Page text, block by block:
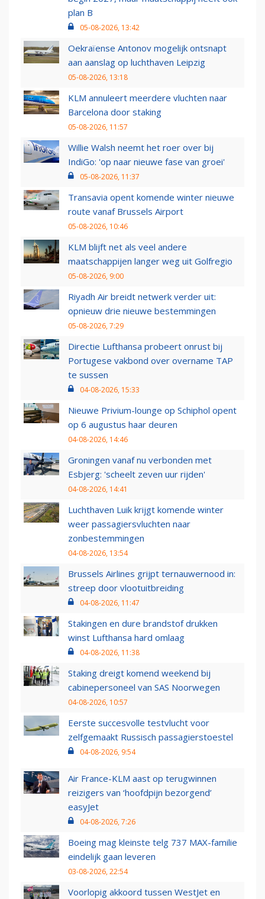
plan B
05-08-2026, 13:42
Oekraïense Antonov mogelijk ontsnapt
aan aanslag op luchthaven Leipzig
05-08-2026, 13:18
KLM annuleert meerdere vluchten naar
Barcelona door staking
05-08-2026, 11:57
Willie Walsh neemt het roer over bij
IndiGo: 'op naar nieuwe fase van groei'
05-08-2026, 11:37
Transavia opent komende winter nieuwe
route vanaf Brussels Airport
05-08-2026, 10:46
KLM blijft net als veel andere
maatschappijen langer weg uit Golfregio
05-08-2026, 9:00
Riyadh Air breidt netwerk verder uit:
opnieuw drie nieuwe bestemmingen
05-08-2026, 7:29
Directie Lufthansa probeert onrust bij
Portugese vakbond over overname TAP
te sussen
04-08-2026, 15:33
Nieuwe Privium-lounge op Schiphol opent
op 6 augustus haar deuren
04-08-2026, 14:46
Groningen vanaf nu verbonden met
Esbjerg: 'scheelt zeven uur rijden'
04-08-2026, 14:41
Luchthaven Luik krijgt komende winter
weer passagiersvluchten naar
zonbestemmingen
04-08-2026, 13:54
Brussels Airlines grijpt ternauwernood in:
streep door vlootuitbreiding
04-08-2026, 11:47
Stakingen en dure brandstof drukken
winst Lufthansa hard omlaag
04-08-2026, 11:38
Staking dreigt komend weekend bij
cabinepersoneel van SAS Noorwegen
04-08-2026, 10:57
Eerste succesvolle testvlucht voor
zelfgemaakt Russisch passagierstoestel
04-08-2026, 9:54
Air France-KLM aast op terugwinnen
reizigers van ‘hoofdpijn bezorgend’
easyJet
04-08-2026, 7:26
Boeing mag kleinste telg 737 MAX-familie
eindelijk gaan leveren
03-08-2026, 22:54
Voorlopig akkoord tussen WestJet en